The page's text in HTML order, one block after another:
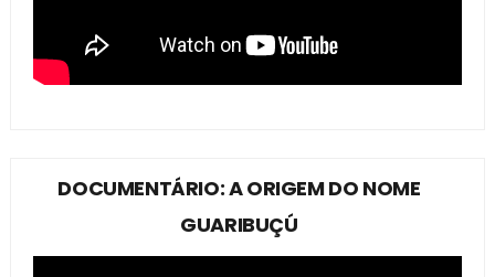
DOCUMENTÁRIO: A ORIGEM DO NOME
GUARIBUÇÚ